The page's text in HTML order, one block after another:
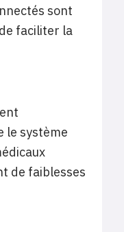
sont
faciliter la
le système
de faiblesses